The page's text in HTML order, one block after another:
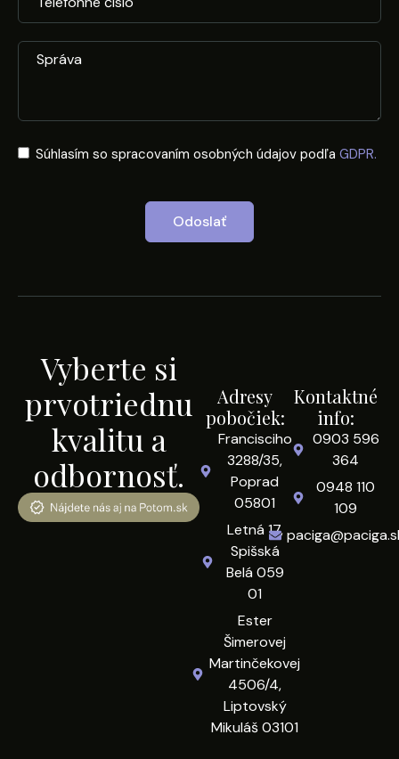
Súhlasím so spracovaním osobných údajov podľa GDPR.
Odoslať
Vyberte si
prvotriednu
kvalitu a
odbornosť.
Adresy
pobočiek:
Francisciho
3288/35,
Poprad
05801
Letná 17,
Spišská
Belá 059
01
Ester
Šimerovej
Martinčekovej
4506/4,
Liptovský
Mikuláš 03101
Kontaktné
info:
0903 596
364
0948 110
109